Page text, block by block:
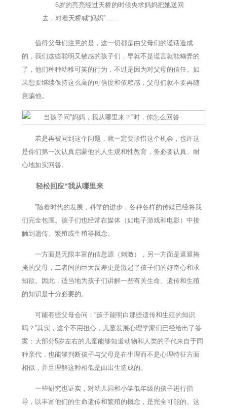
6岁的亮亮经过天桥的时候央求妈妈把她送回
去，对着天桥喊“妈妈”……
值得父母们注意的是，这一切都是由父母们的谎话造成
的，我们这些聪明又敏感的孩子们，早就不是谎言就能糊弄的
了，他们种种幼稚可笑的行为，不过是因为对父母的信任。如
果想要继续保持这么高的可信度和依赖感，父母们就不要再随
意骗他。
若是再被问到这个问题，就一定要珍惜这个机会，也许这
是你们第一次认真启蒙他的人生观和性教育，务必要认真、耐
心地如实回答。
轻松回应“我从哪里来
”随着时代的发展，科学的进步，各种各样的传媒已经将我
们完全包围。孩子们也经常在媒体（如电子游戏和电影）中接
触到遗传、繁殖或生殖等概念。
一方面是无限丰富的信息源（刺激），另一方面是遮遮掩
掩的父母，二者间的巨大反差更是激起了孩子们的好奇心和求
知欲。因此，适当地为孩子们讲解一些有关生命、遗传和生殖
的知识是十分必要的。
可能有些父母会问：“孩子能明白那些遗传和生殖的知识
吗？”其实，这个不用担心，儿童发展心理学家们已经给出了答
案：大部分5岁左右的儿童能够知道动物和人类的子代来自于同
种亲代，也能够判断孩子与父母是在生理而不是心理特征方面
相似，并且理解这种相似是由出生造成的。
一些研究也证实，对幼儿园和小学低年级的孩子进行指
导，以丰富他们的生命遗传和繁殖的概念，是完全可能的。这